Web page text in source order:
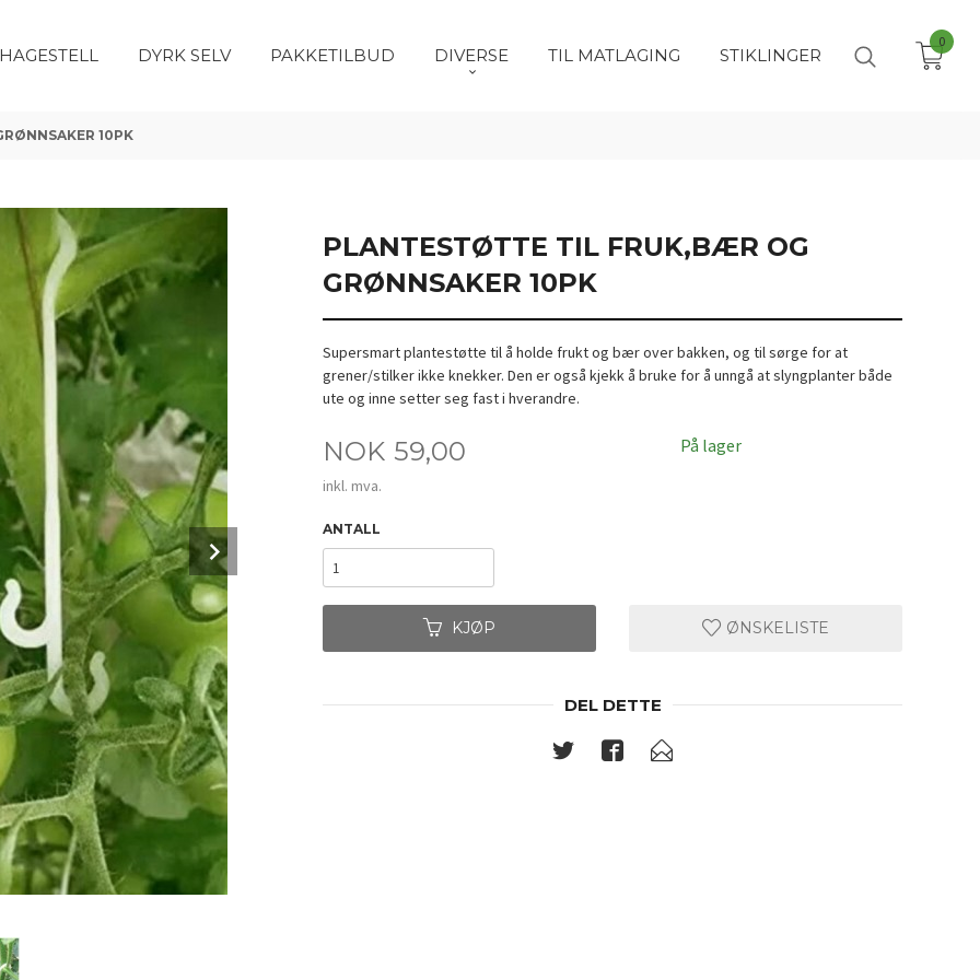
HAGESTELL DYRK SELV PAKKETILBUD DIVERSE TIL MATLAGING STIKLINGER
0
10PK
PLANTESTØTTE TIL FRUK,BÆR OG
GRØNNSAKER 10PK
Supersmart plantestøtte til å holde frukt og bær over bakken, og til sørge for at
grener/stilker ikke knekker. Den er også kjekk å bruke for å unngå at slyngplanter både
ute og inne setter seg fast i hverandre.
Pris
NOK 59,00
inkl. mva.
På lager
ANTALL
KJØP ØNSKELISTE
DEL DETTE